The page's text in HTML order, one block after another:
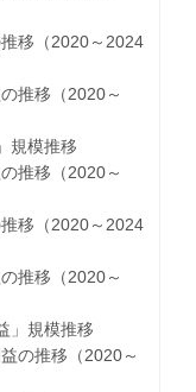
移（2020～2024
推移（2020～
規模推移
推移（2020～
移（2020～2024
推移（2020～
」規模推移
の推移（2020～